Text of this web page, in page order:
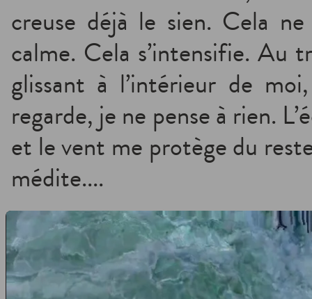
creuse déjà le sien. Cela ne
calme. Cela s’intensifie. Au
glissant à l’intérieur de
regarde, je ne pense à rien.
et le vent me protège du
médite....